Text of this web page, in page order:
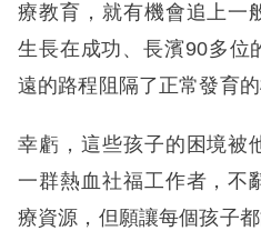
療教育，就有機會追上一
生長在成功、長濱90多位
遠的路程阻隔了正常發育的
幸虧，這些孩子的困境被
一群熱血社福工作者，不
療資源，但願讓每個孩子